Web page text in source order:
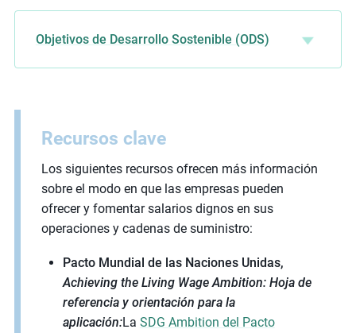
Objetivos de Desarrollo Sostenible (ODS)
Recursos clave
Los siguientes recursos ofrecen más información
sobre el modo en que las empresas pueden
ofrecer y fomentar salarios dignos en sus
operaciones y cadenas de suministro:
Pacto Mundial de las Naciones Unidas,
Achieving the Living Wage Ambition: Hoja de
referencia y orientación para la
aplicación:La SDG Ambition del Pacto